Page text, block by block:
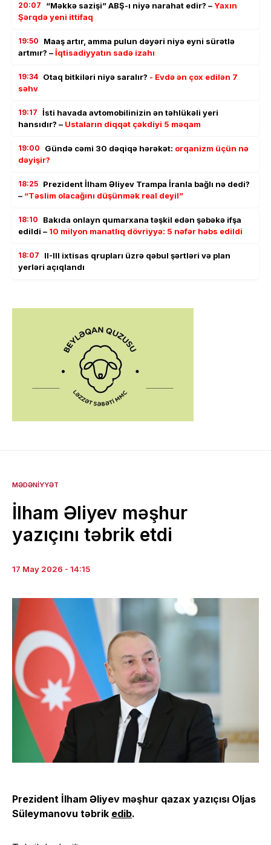
20:07 “Məkkə sazişi” ABŞ-ı niyə narahat edir? –Yaxın
Şərqdə yeni ittifaq
19:50
Maaş artır, amma pulun dəyəri niyə eyni sürətlə
artmır? –İqtisadiyyatın sadə izahı
19:34 Otaq bitkiləri niyə saralır? - Evdə ən çox edilən 7
səhv
19:17 İsti havada avtomobilinizin ən təhlükəli yeri
hansıdır? – Ustaların diqqət çəkdiyi 5 məqam
19:00 Gündə cəmi 30 dəqiqə hərəkət: orqanizm üçün nə
dəyişir?
18:25 Prezident İlham Əliyev Trampa İranla bağlı nə dedi?
– “Təslim olacağını düşünmək real deyil”
18:10
Bakıda onlayn qumarxana təşkil edən şəbəkə ifşa
edildi – 10 milyon manatlıq dövriyyə: 5 nəfər həbs edildi
18:07
II-III ixtisas qrupları üzrə qəbul şərtləri və plan
yerləri açıqlandı
MƏDƏNIYYƏT
İlham Əliyev məşhur
yazıçını təbrik etdi
17 May 2026 - 14:15
Prezident İlham Əliyev məşhur qazax yazıçısı Oljas
Süleymanovu təbrik edib.